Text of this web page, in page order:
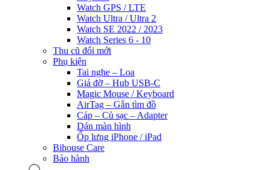
Watch GPS / LTE
Watch Ultra / Ultra 2
Watch SE 2022 / 2023
Watch Series 6 - 10
Thu cũ đổi mới
Phụ kiện
Tai nghe – Loa
Giá đỡ – Hub USB-C
Magic Mouse / Keyboard
AirTag – Gắn tìm đồ
Cáp – Củ sạc – Adapter
Dán màn hình
Ốp lưng iPhone / iPad
Bihouse Care
Bảo hành